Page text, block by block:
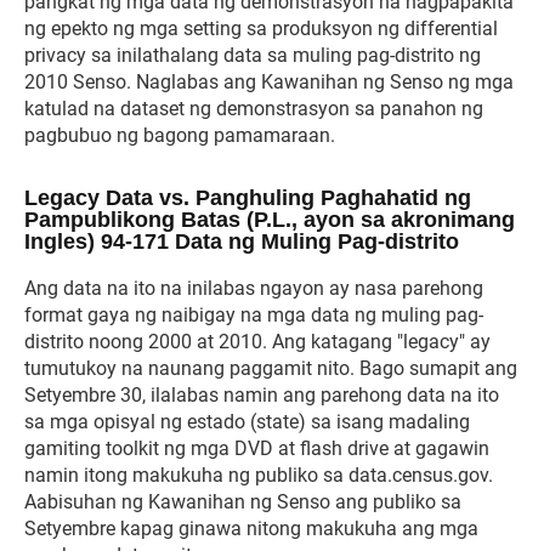
ng epekto ng mga setting sa produksyon ng differential
privacy sa inilathalang data sa muling pag-distrito ng
2010 Senso. Naglabas ang Kawanihan ng Senso ng mga
katulad na dataset ng demonstrasyon sa panahon ng
pagbubuo ng bagong pamamaraan.
Legacy Data vs. Panghuling Paghahatid ng
Pampublikong Batas (P.L., ayon sa akronimang
Ingles) 94-171 Data ng Muling Pag-distrito
Ang data na ito na inilabas ngayon ay nasa parehong
format gaya ng naibigay na mga data ng muling pag-
distrito noong 2000 at 2010. Ang katagang "legacy" ay
tumutukoy na naunang paggamit nito. Bago sumapit ang
Setyembre 30, ilalabas namin ang parehong data na ito
sa mga opisyal ng estado (state) sa isang madaling
gamiting toolkit ng mga DVD at flash drive at gagawin
namin itong makukuha ng publiko sa data.census.gov.
Aabisuhan ng Kawanihan ng Senso ang publiko sa
Setyembre kapag ginawa nitong makukuha ang mga